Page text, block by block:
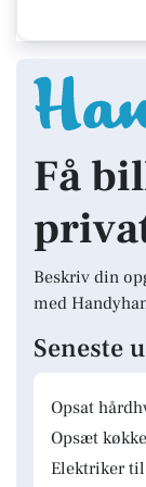
Få
Beskriv din
med
Seneste
Opsat
Opsæt
Elektriker